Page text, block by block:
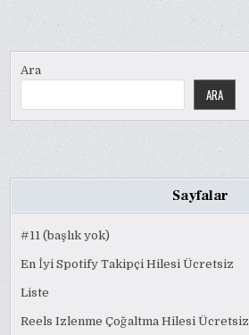
Ara
ARA
Sayfalar
#11 (başlık yok)
En İyi Spotify Takipçi Hilesi Ücretsiz
Liste
Reels Izlenme Çoğaltma Hilesi Ücretsiz